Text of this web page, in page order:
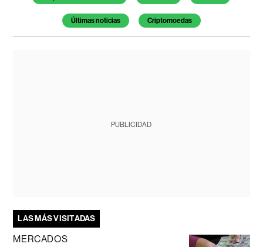
Últimas noticias Criptomoedas
PUBLICIDAD
LAS MÁS VISITADAS
MERCADOS